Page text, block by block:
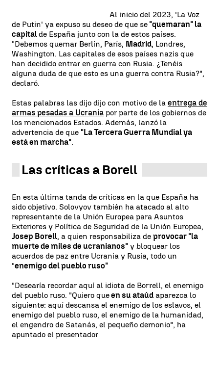
Al inicio del 2023, 'La Voz
de Putin' ya expuso su deseo de que se "quemaran" la
capitalde España junto con la de estos países.
"Debemos quemar Berlín, París, Madrid, Londres,
Washington. Las capitales de esos países nazis que
han decidido entrar en guerra con Rusia. ¿Tenéis
alguna duda de que esto es una guerra contra Rusia?",
declaró.
Estas palabras las dijo dijo con motivo de la entrega de
armas pesadas a Ucrania por parte de los gobiernos de
los mencionados Estados. Además, lanzó la
advertencia de que "La Tercera Guerra Mundial ya
está en marcha".
Las críticas a Borell
En esta última tanda de críticas en la que España ha
sido objetivo. Solovyov también ha atacado al alto
representante de la Unión Europea para Asuntos
Exteriores y Política de Seguridad de la Unión Europea,
Josep Borell, a quien responsabiliza de provocar "la
muerte de miles de ucranianos" y bloquear los
acuerdos de paz entre Ucrania y Rusia, todo un
"enemigo del pueblo ruso"
"Desearía recordar aquí al idiota de Borrell, el enemigo
del pueblo ruso. "Quiero queen su ataúd aparezca lo
siguiente: aquí descansa el enemigo de los eslavos, el
enemigo del pueblo ruso, el enemigo de la humanidad,
el engendro de Satanás, el pequeño demonio", ha
apuntado el presentador